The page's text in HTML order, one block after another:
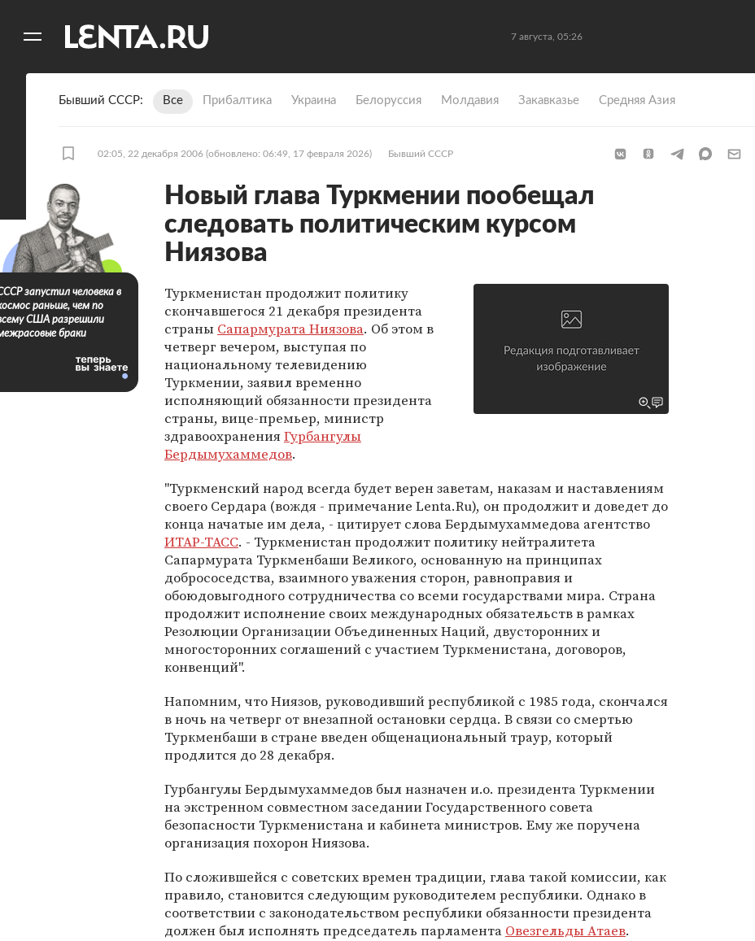
7 августа, 05:26
Бывший СССР Все Прибалтика Украина Белоруссия Молдавия Закавказье Средняя Азия
02:05, 22 декабря 2006 (обновлено: 06:49, 17 февраля 2026) Бывший СССР
Новый глава Туркмении пообещал
следовать политическим курсом
Ниязова
Туркменистан продолжит политику
скончавшегося 21 декабря президента
страны Сапармурата Ниязова. Об этом в
четверг вечером, выступая по
национальному телевидению
Туркмении, заявил временно
исполняющий обязанности президента
страны, вице-премьер, министр
здравоохраненияГурбангулы
Бердымухаммедов.
"Туркменский народ всегда будет верен заветам, наказам и наставлениям
своего Сердара (вождя - примечание Lenta.Ru), он продолжит и доведет до
конца начатые им дела, - цитирует слова Бердымухаммедова агентство
ИТАР-ТАСС. - Туркменистан продолжит политику нейтралитета
Сапармурата Туркменбаши Великого, основанную на принципах
добрососедства, взаимного уважения сторон, равноправия и
обоюдовыгодного сотрудничества со всеми государствами мира. Страна
продолжит исполнение своих международных обязательств в рамках
Резолюции Организации Объединенных Наций, двусторонних и
многосторонних соглашений с участием Туркменистана, договоров,
конвенций".
Напомним, что Ниязов, руководивший республикой с 1985 года, скончался
в ночь на четверг от внезапной остановки сердца. В связи со смертью
Туркменбаши в стране введен общенациональный траур, который
продлится до 28 декабря.
Гурбангулы Бердымухаммедов был назначен и.о. президента Туркмении
на экстренном совместном заседании Государственного совета
безопасности Туркменистана и кабинета министров. Ему же поручена
организация похорон Ниязова.
По сложившейся с советских времен традиции, глава такой комиссии, как
правило, становится следующим руководителем республики. Однако в
соответствии с законодательством республики обязанности президента
должен был исполнять председатель парламента Овезгельды Атаев.
запустил человека в
раньше, чем по
США разрешили
браки